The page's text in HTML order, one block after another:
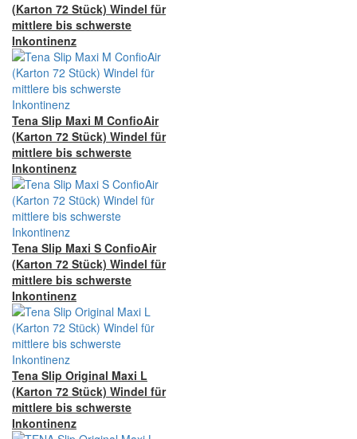
(Karton 72 Stück) Windel für
mittlere bis schwerste
Inkontinenz
Tena Slip Maxi M ConfioAir
(Karton 72 Stück) Windel für
mittlere bis schwerste
Inkontinenz
Tena Slip Maxi S ConfioAir
(Karton 72 Stück) Windel für
mittlere bis schwerste
Inkontinenz
Tena Slip Original Maxi L
(Karton 72 Stück) Windel für
mittlere bis schwerste
Inkontinenz